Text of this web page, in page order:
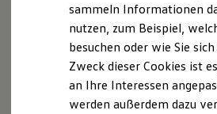
Reichweite
Reichweite der ID.
Reichweite im Winter
Laden
Laden unterwegs
Laden Zuhause
sammeln Informationen
nutzen, zum Beispiel,
besuchen oder wie Sie
Zweck dieser Cookies ist
an Ihre Interessen
werden außerdem dazu